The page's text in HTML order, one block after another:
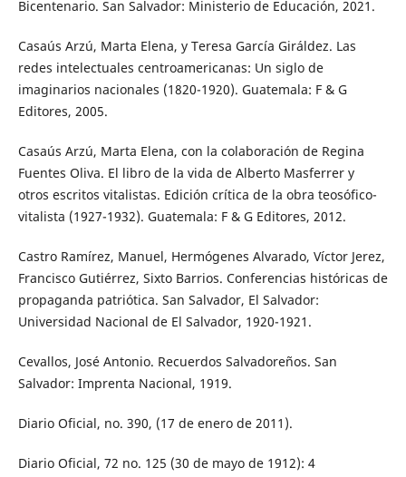
Bicentenario. San Salvador: Ministerio de Educación, 2021.
Casaús Arzú, Marta Elena, y Teresa García Giráldez. Las
redes intelectuales centroamericanas: Un siglo de
imaginarios nacionales (1820-1920). Guatemala: F & G
Editores, 2005.
Casaús Arzú, Marta Elena, con la colaboración de Regina
Fuentes Oliva. El libro de la vida de Alberto Masferrer y
otros escritos vitalistas. Edición crítica de la obra teosófico-
vitalista (1927-1932). Guatemala: F & G Editores, 2012.
Castro Ramírez, Manuel, Hermógenes Alvarado, Víctor Jerez,
Francisco Gutiérrez, Sixto Barrios. Conferencias históricas de
propaganda patriótica. San Salvador, El Salvador:
Universidad Nacional de El Salvador, 1920-1921.
Cevallos, José Antonio. Recuerdos Salvadoreños. San
Salvador: Imprenta Nacional, 1919.
Diario Oficial, no. 390, (17 de enero de 2011).
Diario Oficial, 72 no. 125 (30 de mayo de 1912): 4